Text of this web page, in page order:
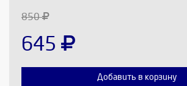
850
645
Добавить в корзину